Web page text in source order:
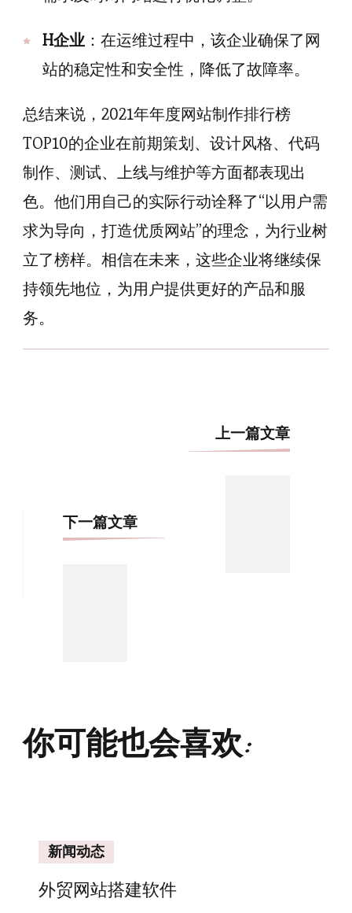
H企业 ：在运维过程中，该企业确保了网
站的稳定性和安全性，降低了故障率。
总结来说，2021年年度网站制作排行榜
TOP10的企业在前期策划、设计风格、代码
制作、测试、上线与维护等方面都表现出
色。他们用自己的实际行动诠释了“以用户需
求为导向，打造优质网站”的理念，为行业树
立了榜样。相信在未来，这些企业将继续保
持领先地位，为用户提供更好的产品和服
务。
上一篇文章
下一篇文章
你可能也会喜欢:
新闻动态
外贸网站搭建软件